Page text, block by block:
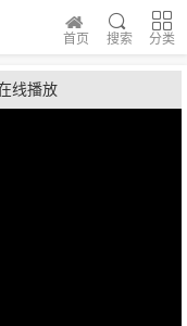
分类
搜索
首页
线播放